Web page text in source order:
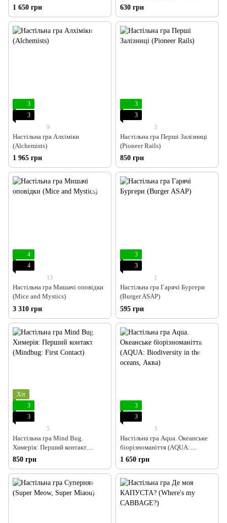
1 650 грн
630 грн
3
3
9
Настільна гра Алхіміки
(Alchemists)
1 965 грн
3
3
3
Настільна гра Перші Залізниці
(Pioneer Rails)
850 грн
4
4
13
Настільна гра Мишачі оповідки
(Mice and Mystics)
3 310 грн
3
3
1
Настільна гра Гарячі Бургери
(Burger ASAP)
595 грн
Хіт
3
3
5
Настільна гра Mind Bug.
Химерія: Перший контакт
(Mindbug: First Contact)
850 грн
3
3
3
Настільна гра Aqua. Океанське
біорізноманіття (AQUA:
Biodiversity in the oceans, Аква)
1 650 грн